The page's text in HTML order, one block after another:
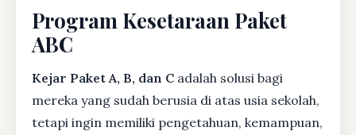
Program Kesetaraan Paket
ABC
Kejar Paket A, B, dan C adalah solusi bagi
mereka yang sudah berusia di atas usia sekolah,
tetapi ingin memiliki pengetahuan, kemampuan,